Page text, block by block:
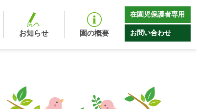
お知らせ 園の概要
在園児保護者専用
お問い合わせ